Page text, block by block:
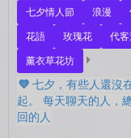
七夕情人節 浪漫
花語
玫瑰花
代
薰衣草花坊
💜 七夕，有些人還沒
起。 每天聊天的人，
回的人